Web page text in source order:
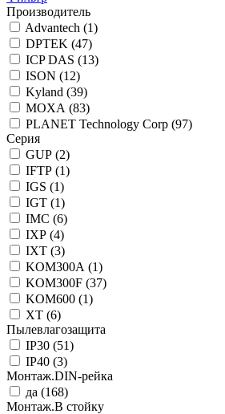
Производитель
Advantech (1)
DPTEK (47)
ICP DAS (13)
ISON (12)
Kyland (39)
MOXA (83)
PLANET Technology Corp (97)
Серия
GUP (2)
IFTP (1)
IGS (1)
IGT (1)
IMC (6)
IXP (4)
IXT (3)
KOM300A (1)
KOM300F (37)
KOM600 (1)
XT (6)
Пылевлагозащита
IP30 (51)
IP40 (3)
Монтаж.DIN-рейка
да (168)
Монтаж.В стойку